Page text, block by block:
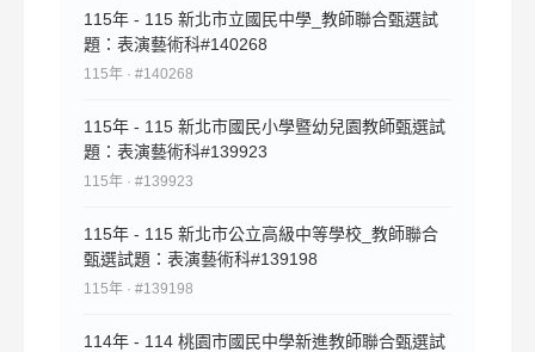
115年 - 115 新北市立國民中學_教師聯合甄選試
題：表演藝術科#140268
115年 · #140268
115年 - 115 新北市國民小學暨幼兒園教師甄選試
題：表演藝術科#139923
115年 · #139923
115年 - 115 新北市公立高級中等學校_教師聯合
甄選試題：表演藝術科#139198
115年 · #139198
114年 - 114 桃園市國民中學新進教師聯合甄選試